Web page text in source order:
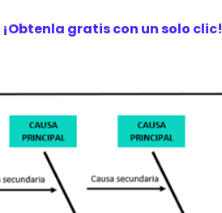
¡Obtenla gratis con un solo clic!